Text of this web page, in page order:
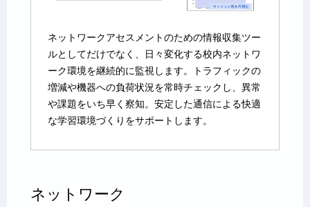
ネットワークアセスメントのための情報収集ツー
ルとしてだけでなく、日々変化する校内ネットワ
ーク環境を継続的に監視します。トラフィックの
増減や機器への負荷状況を常時チェックし、異常
や課題をいち早く察知。安定した通信による快適
な学習環境づくりをサポートします。
ネットワーク